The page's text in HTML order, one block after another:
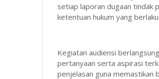
setiap laporan dugaan tindak
ketentuan hukum yang berlaku.
Kegiatan audiensi
pertanyaan serta aspirasi
penjelasan guna memastikan